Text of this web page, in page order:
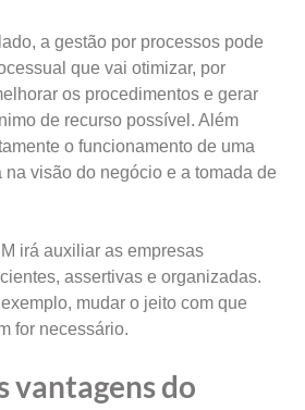
a gestão por processos pode
que vai otimizar, por
os procedimentos e gerar
de recurso possível. Além
o funcionamento de uma
visão do negócio e a tomada de
irá auxiliar as empresas
assertivas e organizadas.
mudar o jeito com que
for necessário.
vantagens do